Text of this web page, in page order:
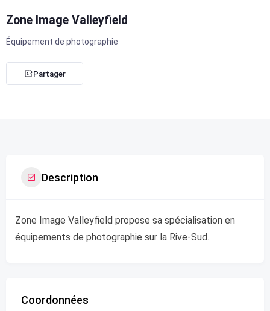
Zone Image Valleyfield
Équipement de photographie
Partager
Description
Zone Image Valleyfield propose sa spécialisation en
équipements de photographie sur la Rive-Sud.
Coordonnées